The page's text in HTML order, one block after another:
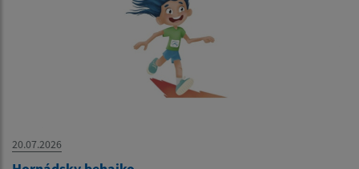
20.07.2026